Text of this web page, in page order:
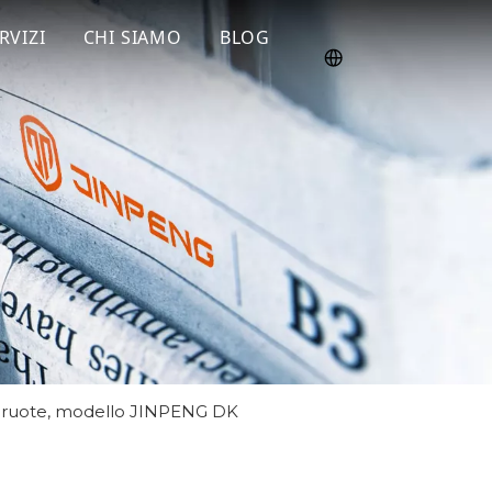
CHI SIAMO
BLOG
modello JINPENG DK